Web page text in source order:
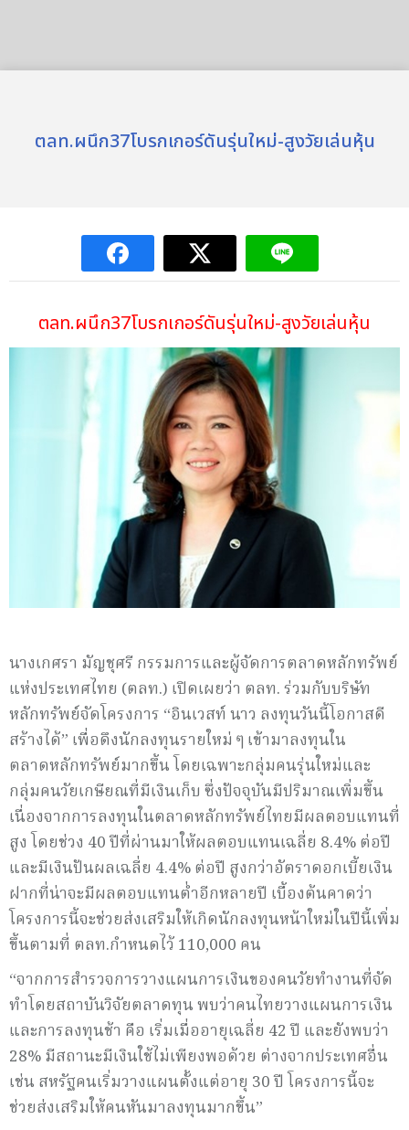
ตลท.ผนึก37โบรกเกอร์ดันรุ่นใหม่-สูงวัยเล่นหุ้น
ตลท.ผนึก37โบรกเกอร์ดันรุ่นใหม่-สูงวัยเล่นหุ้น
นางเกศรา มัญชุศรี กรรมการและผู้จัดการตลาดหลักทรัพย์
แห่งประเทศไทย (ตลท.) เปิดเผยว่า ตลท. ร่วมกับบริษัท
หลักทรัพย์จัดโครงการ “อินเวสท์ นาว ลงทุนวันนี้โอกาสดี
สร้างได้” เพื่อดึงนักลงทุนรายใหม่ ๆ เข้ามาลงทุนใน
ตลาดหลักทรัพย์มากขึ้น โดยเฉพาะกลุ่มคนรุ่นใหม่และ
กลุ่มคนวัยเกษียณที่มีเงินเก็บ ซึ่งปัจจุบันมีปริมาณเพิ่มขึ้น
เนื่องจากการลงทุนในตลาดหลักทรัพย์ไทยมีผลตอบแทนที่
สูง โดยช่วง 40 ปีที่ผ่านมาให้ผลตอบแทนเฉลี่ย 8.4% ต่อปี
และมีเงินปันผลเฉลี่ย 4.4% ต่อปี สูงกว่าอัตราดอกเบี้ยเงิน
ฝากที่น่าจะมีผลตอบแทนต่ำอีกหลายปี เบื้องต้นคาดว่า
โครงการนี้จะช่วยส่งเสริมให้เกิดนักลงทุนหน้าใหม่ในปีนี้เพิ่ม
ขึ้นตามที่ ตลท.กำหนดไว้ 110,000 คน
“จากการสำรวจการวางแผนการเงินของคนวัยทำงานที่จัด
ทำโดยสถาบันวิจัยตลาดทุน พบว่าคนไทยวางแผนการเงิน
และการลงทุนช้า คือ เริ่มเมื่ออายุเฉลี่ย 42 ปี และยังพบว่า
28% มีสถานะมีเงินใช้ไม่เพียงพอด้วย ต่างจากประเทศอื่น
เช่น สหรัฐคนเริ่มวางแผนตั้งแต่อายุ 30 ปี โครงการนี้จะ
ช่วยส่งเสริมให้คนหันมาลงทุนมากขึ้น”